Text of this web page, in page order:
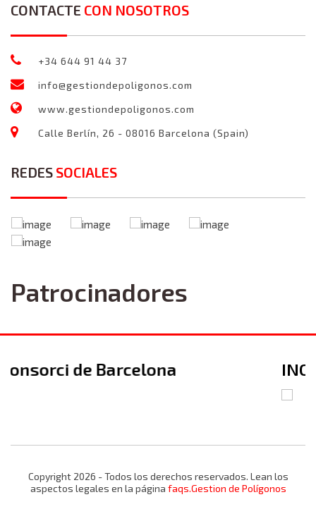
CONTACTE CON NOSOTROS
+34 644 91 44 37
info@gestiondepoligonos.com
www.gestiondepoligonos.com
Calle Berlín, 26 - 08016 Barcelona (Spain)
REDES SOCIALES
Patrocinadores
INCASOL
Copyright 2026 - Todos los derechos reservados. Lean los
aspectos legales en la página faqs.Gestion de Polígonos